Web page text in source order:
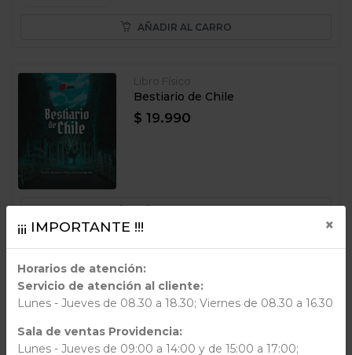
AÑADIR AL CARRO
Libro Físico
Bestiario de Chile
$ 19.990
Libro Físico
Recetas mágicas para un final
feliz
¡¡¡ IMPORTANTE !!! ×
Horarios de atención:
Servicio de atención al cliente:
Lunes - Jueves de 08.30 a 18.30; Viernes de 08.30 a 16.30
Sala de ventas Providencia:
Lunes - Jueves de 09:00 a 14:00 y de 15:00 a 17:00;